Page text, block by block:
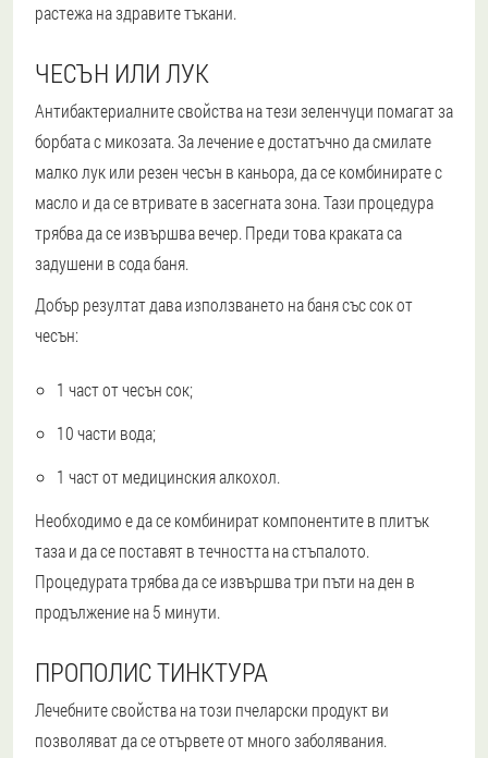
растежа на здравите тъкани.
ЧЕСЪН ИЛИ ЛУК
Антибактериалните свойства на тези зеленчуци помагат за
борбата с микозата. За лечение е достатъчно да смилате
малко лук или резен чесън в каньора, да се комбинирате с
масло и да се втривате в засегната зона. Тази процедура
трябва да се извършва вечер. Преди това краката са
задушени в сода баня.
Добър резултат дава използването на баня със сок от
чесън:
1 част от чесън сок;
10 части вода;
1 част от медицинския алкохол.
Необходимо е да се комбинират компонентите в плитък
таза и да се поставят в течността на стъпалото.
Процедурата трябва да се извършва три пъти на ден в
продължение на 5 минути.
ПРОПОЛИС ТИНКТУРА
Лечебните свойства на този пчеларски продукт ви
позволяват да се отървете от много заболявания.